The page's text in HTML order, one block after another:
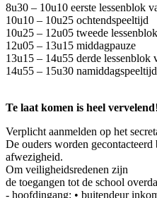
8u30 – 10u10 eerste lessenblok
10u10 – 10u25 ochtendspeeltijd
10u25 – 12u05 tweede
12u05 – 13u15 middagpauze
13u15 – 14u55 derde lessenblok
14u55 – 15u30 namiddagspeeltijd
Te laat komen is heel vervelend!
Verplicht aanmelden op het
De ouders worden
afwezigheid.
Om veiligheidsredenen zijn
de toegangen tot de school
- hoofdingang: • buitendeur